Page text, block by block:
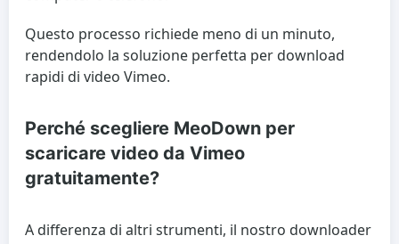
Questo processo richiede meno di un minuto,
rendendolo la soluzione perfetta per download
rapidi di video Vimeo.
Perché scegliere MeoDown per
scaricare video da Vimeo
gratuitamente?
A differenza di altri strumenti, il nostro downloader